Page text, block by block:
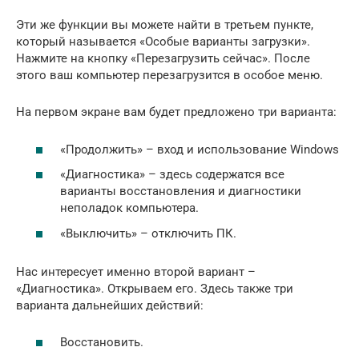
Эти же функции вы можете найти в третьем пункте,
который называется «Особые варианты загрузки».
Нажмите на кнопку «Перезагрузить сейчас». После
этого ваш компьютер перезагрузится в особое меню.
На первом экране вам будет предложено три варианта:
«Продолжить» – вход и использование Windows
«Диагностика» – здесь содержатся все
варианты восстановления и диагностики
неполадок компьютера.
«Выключить» – отключить ПК.
Нас интересует именно второй вариант –
«Диагностика». Открываем его. Здесь также три
варианта дальнейших действий:
Восстановить.